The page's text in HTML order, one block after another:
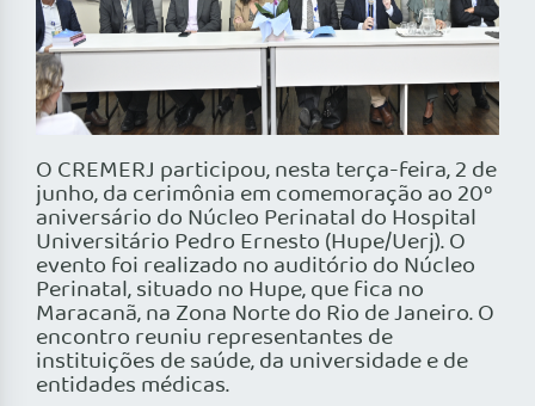
O CREMERJ participou, nesta terça-feira, 2 de
junho, da cerimônia em comemoração ao 20º
aniversário do Núcleo Perinatal do Hospital
Universitário Pedro Ernesto (Hupe/Uerj). O
evento foi realizado no auditório do Núcleo
Perinatal, situado no Hupe, que fica no
Maracanã, na Zona Norte do Rio de Janeiro. O
encontro reuniu representantes de
instituições de saúde, da universidade e de
entidades médicas.